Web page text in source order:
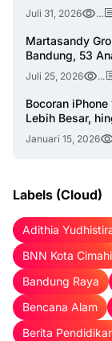
Juli 31, 2026 ...
Martasandy
Bandung, 53
Juli 25, 2026 ...
Bocoran
Lebih Besar,
Januari 15, 2026
Labels (Cloud)
Adithia
BNN Kota Cimahi
Bandung Raya
Bencana Alam
Berita